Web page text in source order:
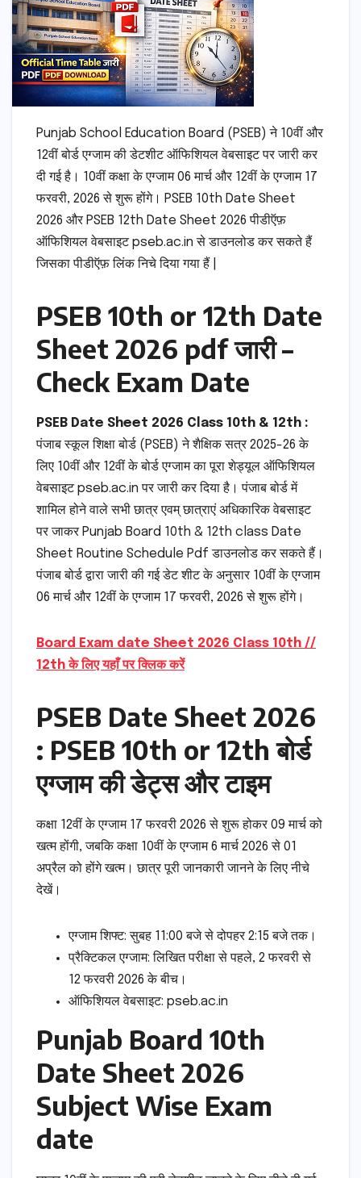
Punjab School Education Board (PSEB) ने 10वीं और
12वीं बोर्ड एग्जाम की डेटशीट ऑफिशियल वेबसाइट पर जारी कर
दी गई है। 10वीं कक्षा के एग्जाम 06 मार्च और 12वीं के एग्जाम 17
फरवरी, 2026 से शुरू होंगे। PSEB 10th Date Sheet
2026 और PSEB 12th Date Sheet 2026 पीडीऍफ़
ऑफिशियल वेबसाइट pseb.ac.in से डाउनलोड कर सकते हैं
जिसका पीडीऍफ़ लिंक निचे दिया गया हैं |
PSEB 10th or 12th Date
Sheet 2026 pdf जारी –
Check Exam Date
PSEB Date Sheet 2026 Class 10th & 12th :
पंजाब स्कूल शिक्षा बोर्ड (PSEB) ने शैक्षिक सत्र 2025-26 के
लिए 10वीं और 12वीं के बोर्ड एग्जाम का पूरा शेड्यूल ऑफिशियल
वेबसाइट pseb.ac.in पर जारी कर दिया है। पंजाब बोर्ड में
शामिल होने वाले सभी छात्र एवम् छात्राएं अधिकारिक वेबसाइट
पर जाकर Punjab Board 10th & 12th class Date
Sheet Routine Schedule Pdf डाउनलोड कर सकते हैं।
पंजाब बोर्ड द्वारा जारी की गई डेट शीट के अनुसार 10वीं के एग्जाम
06 मार्च और 12वीं के एग्जाम 17 फरवरी, 2026 से शुरू होंगे।
Board Exam date Sheet 2026 Class 10th //
12th के लिए यहाँ पर क्लिक करें
PSEB Date Sheet 2026
: PSEB 10th or 12th बोर्ड
एग्जाम की डेट्स और टाइम
कक्षा 12वीं के एग्जाम 17 फरवरी 2026 से शुरू होकर 09 मार्च को
खत्म होंगी, जबकि कक्षा 10वीं के एग्जाम 6 मार्च 2026 से 01
अप्रैल को होंगे खत्म। छात्र पूरी जानकारी जानने के लिए नीचे
देखें।
एग्जाम शिफ्ट: सुबह 11:00 बजे से दोपहर 2:15 बजे तक।
प्रैक्टिकल एग्जाम: लिखित परीक्षा से पहले, 2 फरवरी से
12 फरवरी 2026 के बीच।
ऑफिशियल वेबसाइट: pseb.ac.in
Punjab Board 10th
Date Sheet 2026
Subject Wise Exam
date